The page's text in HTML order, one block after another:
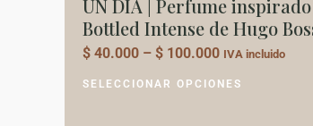
UN DÍA | Perfume inspirado
Bottled Intense de Hugo
$ 40.000 – $ 100.000 IVA incluido
SELECCIONAR OPCIONES